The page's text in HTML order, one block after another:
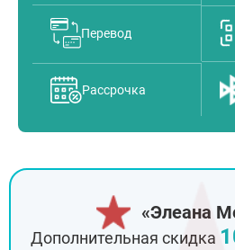
Перевод
Рассрочка
«Элеана
Дополнительная скидка